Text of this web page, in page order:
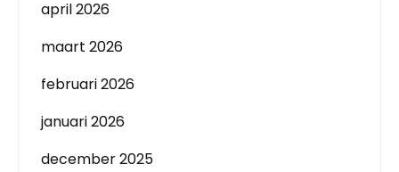
april 2026
maart 2026
februari 2026
januari 2026
december 2025